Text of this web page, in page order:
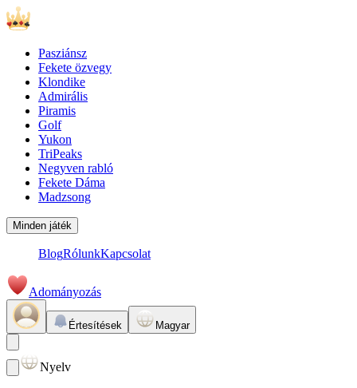
Pasziánsz
Fekete özvegy
Klondike
Admirális
Piramis
Golf
Yukon
TriPeaks
Negyven rabló
Fekete Dáma
Madzsong
Minden játék
BlogRólunkKapcsolat
Adományozás
Értesítések Magyar
Nyelv